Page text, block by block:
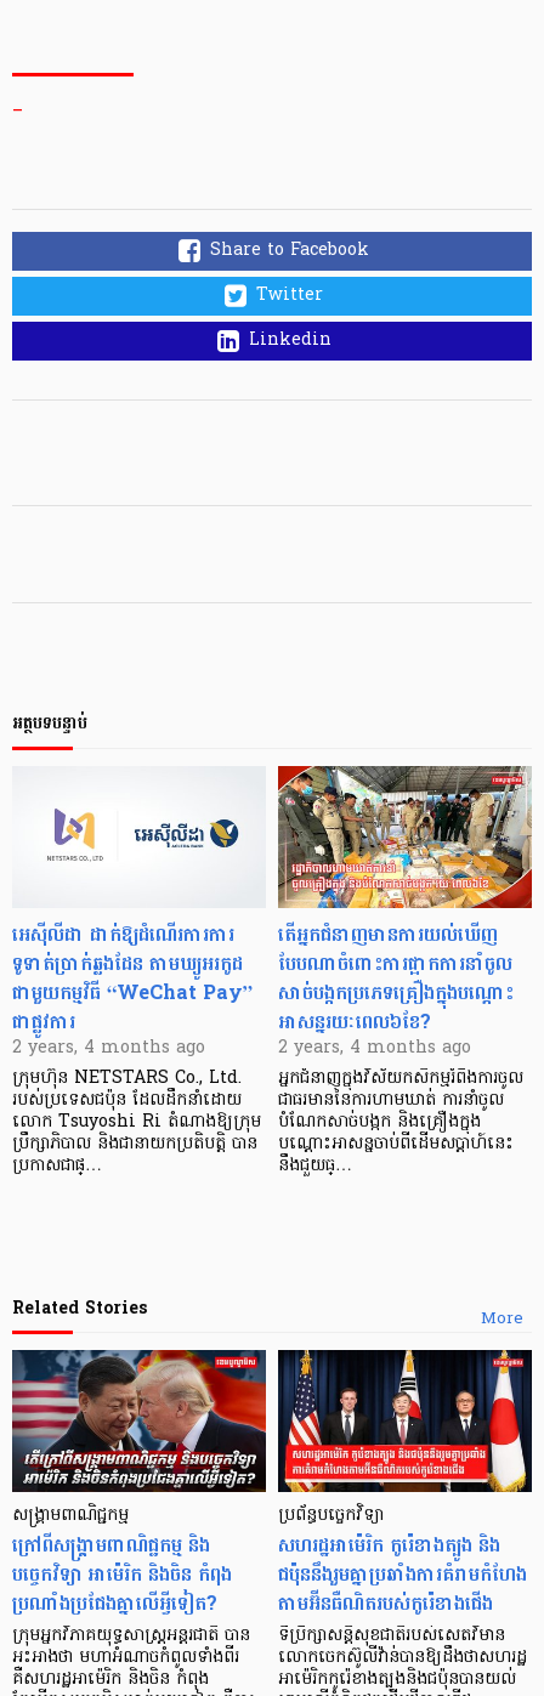
_
Share to Facebook
Twitter
Linkedin
អត្ថបទបន្ទាប់
អេស៊ីលីដា ដាក់ឱ្យដំណើរការការ
ទូទាត់ប្រាក់ឆ្លងដែន តាមឃ្យូអរកូដ
ជាមួយកម្មវិធី “WeChat Pay”
ជាផ្លូវការ
2 years, 4 months ago
ក្រុមហ៊ុន NETSTARS Co., Ltd.
របស់ប្រទេសជប៉ុន ដែលដឹកនាំដោយ
លោក Tsuyoshi Ri តំណាងឱ្យក្រុម
ប្រឹក្សាភិបាល និងជានាយកប្រតិបត្តិ បាន
ប្រកាសជាផ្…
តើអ្នកជំនាញមានការយល់ឃើញ
បែបណាចំពោះការផ្អាកការនាំចូល
សាច់បង្កកប្រភេទគ្រឿងក្នុងបណ្តោះ
អាសន្នរយៈពេល៦ខែ?
2 years, 4 months ago
អ្នកជំនាញក្នុងវិស័យកសិកម្មរំពឹងការចូល
ជាធរមាននៃការហាមឃាត់ ការនាំចូល
បំណែកសាច់បង្កក និងគ្រឿងក្នុង
បណ្តោះអាសន្នចាប់ពីដើមសប្តាហ៍នេះ
នឹងជួយធ្…
More
Related Stories
សង្គ្រាមពាណិជ្ជកម្ម
ក្រៅពីសង្គ្រាមពាណិជ្ជកម្ម និង
បច្ចេកវិទ្យា អាម៉េរិក និងចិន កំពុង
ប្រណាំងប្រជែងគ្នាលើអ្វីទៀត?
ក្រុមអ្នកវិភាគយុទ្ធសាស្ត្រអន្តរជាតិ បាន
អះអាងថា មហាអំណាចកំពូលទាំងពីរ
គឺសហរដ្ឋអាម៉េរិក និងចិន កំពុង
ប្រព័ន្ធបច្ចេកវិទ្យា
សហរដ្ឋអាម៉េរិក កូរ៉េខាងត្បូង និង
ជប៉ុននឹងរួមគ្នាប្រឆាំងការគំរាមកំហែង
តាមអ៊ីនធឺណិតរបស់កូរ៉េខាងជើង
ទីប្រឹក្សាសន្តិសុខជាតិរបស់សេតវិមាន
លោកចេកស៊ូលីវ៉ាន់បានឱ្យដឹងថាសហរដ្ឋ
អាម៉េរិកកូរ៉េខាងត្បូងនិងជប៉ុនបានយល់